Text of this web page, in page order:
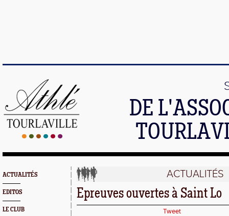
DE
ACTUALITÉS
EDITOS
LE CLUB
ACTUALITÉS
Epreuves ouvertes à Saint Lo
Tweet